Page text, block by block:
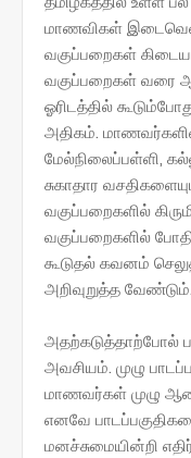
மாணவிகள்
வகுப்பறைகள்
வகுப்பறைகள் வரை
ஓரிடத்தில்
அதிகம்.
மேல்நிலைப்பள்ளி,
சுகாதார
வகுப்பறைகளில்
வகுப்பறைகளில்
கூடுதல் கவனம்
அறிவுறுத்த வேண்டும்.
அதற்கடுத்தாற்போல்
அவசியம். முழு
மாணவர்கள் முழு
எனவே
மனச்சுமையின்றி